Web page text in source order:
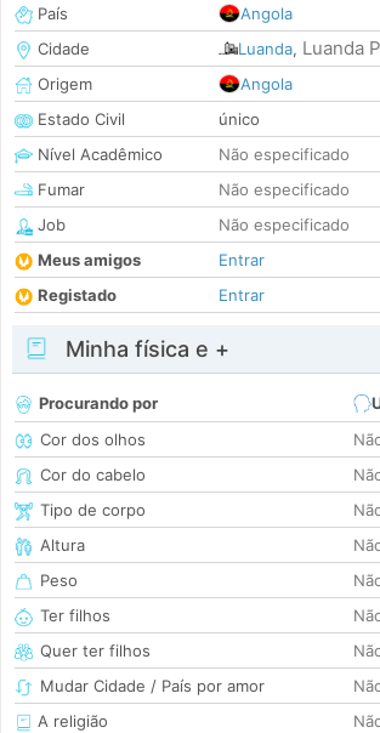
País
Angola
Cidade
Luanda, Luanda
Origem
Angola
Estado Civil
único
Nível Acadêmico
Não especificado
Fumar
Não especificado
Job
Não especificado
Meus amigos
Entrar
Registado
Entrar
Minha física e +
Procurando por
Cor dos olhos
Cor do cabelo
Tipo de corpo
Altura
Peso
Ter filhos
Quer ter filhos
Mudar Cidade / País por amor
A religião